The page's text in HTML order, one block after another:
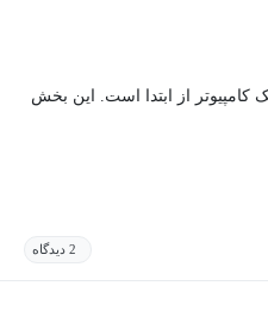
کامپیوتر از ابتدا است. این بخش
2 دیدگاه